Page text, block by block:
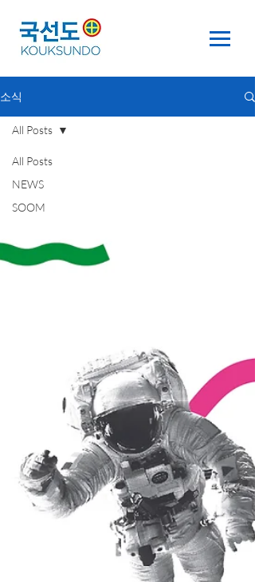
소식
All Posts
NEWS
SOOM
All Posts